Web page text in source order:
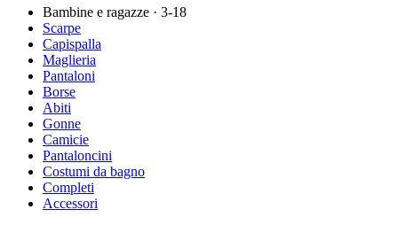
Bambine e ragazze · 3-18
Scarpe
Capispalla
Maglieria
Pantaloni
Borse
Abiti
Gonne
Camicie
Pantaloncini
Costumi da bagno
Completi
Accessori